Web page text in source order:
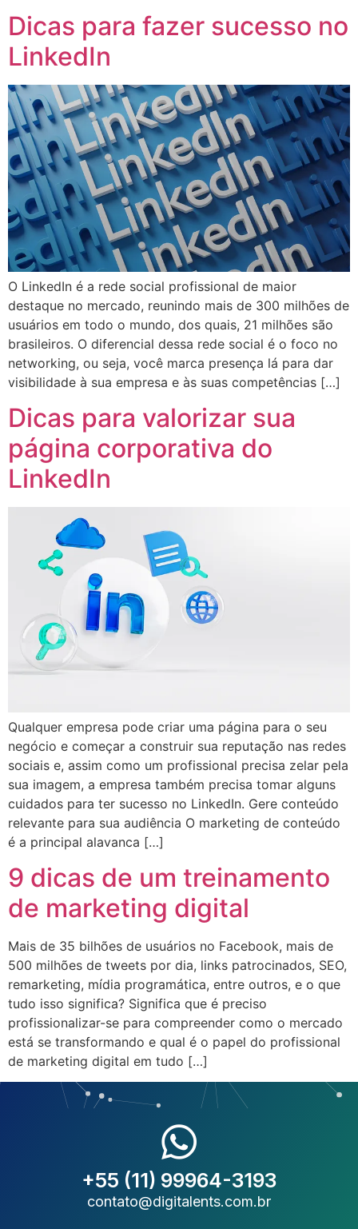
Dicas para fazer sucesso no
LinkedIn
O LinkedIn é a rede social profissional de maior
destaque no mercado, reunindo mais de 300 milhões de
usuários em todo o mundo, dos quais, 21 milhões são
brasileiros. O diferencial dessa rede social é o foco no
networking, ou seja, você marca presença lá para dar
visibilidade à sua empresa e às suas competências […]
Dicas para valorizar sua
página corporativa do
LinkedIn
Qualquer empresa pode criar uma página para o seu
negócio e começar a construir sua reputação nas redes
sociais e, assim como um profissional precisa zelar pela
sua imagem, a empresa também precisa tomar alguns
cuidados para ter sucesso no LinkedIn. Gere conteúdo
relevante para sua audiência O marketing de conteúdo
é a principal alavanca […]
9 dicas de um treinamento
de marketing digital
Mais de 35 bilhões de usuários no Facebook, mais de
500 milhões de tweets por dia, links patrocinados, SEO,
remarketing, mídia programática, entre outros, e o que
tudo isso significa? Significa que é preciso
profissionalizar-se para compreender como o mercado
está se transformando e qual é o papel do profissional
de marketing digital em tudo […]
+55 (11) 99964-3193
contato@digitalents.com.br